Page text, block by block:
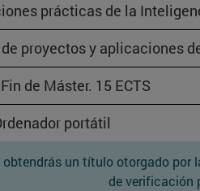
prácticas de la
proyectos y aplicaciones
de Máster. 15 ECTS
portátil
un título otorgado por
de verificación